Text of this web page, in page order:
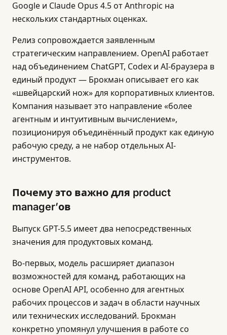
Google и Claude Opus 4.5 от Anthropic на
нескольких стандартных оценках.
Релиз сопровождается заявленным
стратегическим направлением. OpenAI работает
над объединением ChatGPT, Codex и AI-браузера в
единый продукт — Брокман описывает его как
«швейцарский нож» для корпоративных клиентов.
Компания называет это направление «более
агентным и интуитивным вычислением»,
позиционируя объединённый продукт как единую
рабочую среду, а не набор отдельных AI-
инструментов.
Почему это важно для product
manager’ов
Выпуск GPT-5.5 имеет два непосредственных
значения для продуктовых команд.
Во-первых, модель расширяет диапазон
возможностей для команд, работающих на
основе OpenAI API, особенно для агентных
рабочих процессов и задач в области научных
или технических исследований. Брокман
конкретно упомянул улучшения в работе со